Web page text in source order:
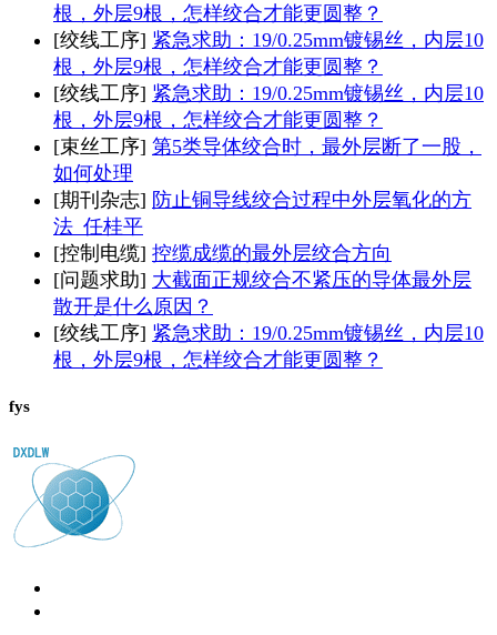
根，外层9根，怎样绞合才能更圆整？
[绞线工序] 紧急求助：19/0.25mm镀锡丝，内层10
根，外层9根，怎样绞合才能更圆整？
[绞线工序] 紧急求助：19/0.25mm镀锡丝，内层10
根，外层9根，怎样绞合才能更圆整？
[束丝工序] 第5类导体绞合时，最外层断了一股，
如何处理
[期刊杂志] 防止铜导线绞合过程中外层氧化的方
法_任桂平
[控制电缆] 控缆成缆的最外层绞合方向
[问题求助] 大截面正规绞合不紧压的导体最外层
散开是什么原因？
[绞线工序] 紧急求助：19/0.25mm镀锡丝，内层10
根，外层9根，怎样绞合才能更圆整？
fys